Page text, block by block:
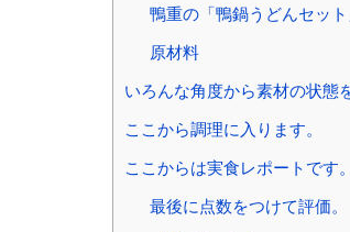
鴨重の「鴨鍋うどんセッ
原材料
いろんな角度から素材の状態
ここから調理に入ります。
ここからは実食レポートです。
最後に点数をつけて評価。